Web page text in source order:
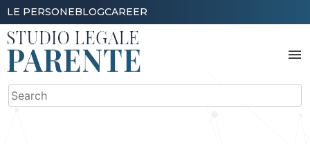
Skip
to
content
LE PERSONEBLOGCAREER
menu
Search
for: